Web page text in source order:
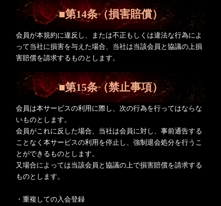
■第14条（損害賠償）
会員が本規約に違反し、または不正もしくは違法な行為によ
って当社に損害を与えた場合、当社は当該会員と協議の上損
害賠償を請求するものとします。
■第15条（禁止事項）
会員は本サービスの利用に際し、次の行為を行ってはならな
いものとします。
会員がこれに反した場合、当社は会員に対し、事前通告する
ことなく本サービスの利用を停止し、強制退会処分を行うこ
とができるものとします。
又場合によっては当該会員と協議の上で損害賠償を請求する
ものとします。
・重複しての入会登録